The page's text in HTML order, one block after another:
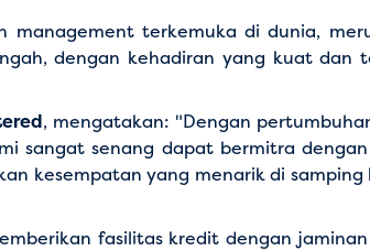
terkemuka di dunia,
dengan kehadiran yang kuat dan
, mengatakan: "Dengan
sangat senang dapat bermitra dengan
kesempatan yang menarik di
fasilitas kredit dengan